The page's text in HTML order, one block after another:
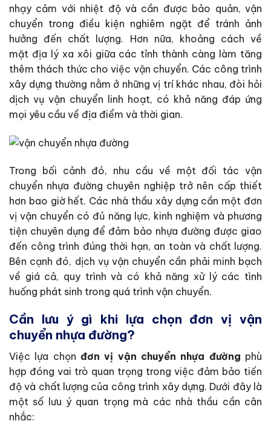
nhạy cảm với nhiệt độ và cần được bảo quản, vận
chuyển trong điều kiện nghiêm ngặt để tránh ảnh
hưởng đến chất lượng. Hơn nữa, khoảng cách về
mặt địa lý xa xôi giữa các tỉnh thành càng làm tăng
thêm thách thức cho việc vận chuyển. Các công trình
xây dựng thường nằm ở những vị trí khác nhau, đòi hỏi
dịch vụ vận chuyển linh hoạt, có khả năng đáp ứng
mọi yêu cầu về địa điểm và thời gian.
Trong bối cảnh đó, nhu cầu về một đối tác vận
chuyển nhựa đường chuyên nghiệp trở nên cấp thiết
hơn bao giờ hết. Các nhà thầu xây dựng cần một đơn
vị vận chuyển có đủ năng lực, kinh nghiệm và phương
tiện chuyên dụng để đảm bảo nhựa đường được giao
đến công trình đúng thời hạn, an toàn và chất lượng.
Bên cạnh đó, dịch vụ vận chuyển cần phải minh bạch
về giá cả, quy trình và có khả năng xử lý các tình
huống phát sinh trong quá trình vận chuyển.
Cần lưu ý gì khi lựa chọn đơn vị vận
chuyển nhựa đường?
Việc lựa chọn đơn vị vận chuyển nhựa đường phù
hợp đóng vai trò quan trọng trong việc đảm bảo tiến
độ và chất lượng của công trình xây dựng. Dưới đây là
một số lưu ý quan trọng mà các nhà thầu cần cân
nhắc: